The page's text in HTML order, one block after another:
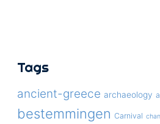
Tags
ancient-greece archaeology
bestemmingen Carnival